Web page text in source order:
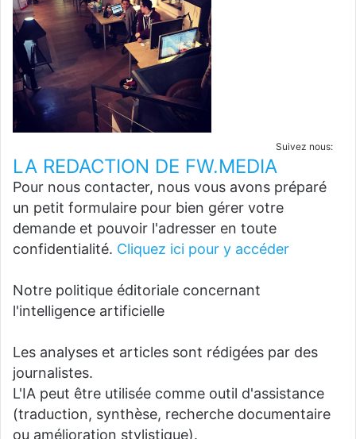
Suivez nous:
LA REDACTION DE FW.MEDIA
Pour nous contacter, nous vous avons préparé
un petit formulaire pour bien gérer votre
demande et pouvoir l'adresser en toute
confidentialité. Cliquez ici pour y accéder
Notre politique éditoriale concernant
l'intelligence artificielle
Les analyses et articles sont rédigées par des
journalistes.
L'IA peut être utilisée comme outil d'assistance
(traduction, synthèse, recherche documentaire
ou amélioration stylistique).